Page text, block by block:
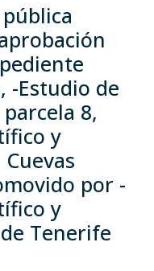
-Estudio de
8,
y
por -
y
Tenerife